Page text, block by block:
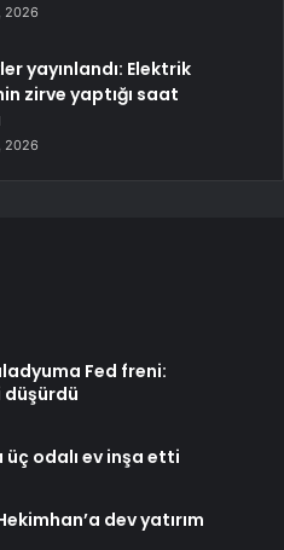
2026
yayınlandı: Elektrik
zirve yaptığı saat
2026
Fed freni:
üç odalı ev inşa etti
dev yatırım